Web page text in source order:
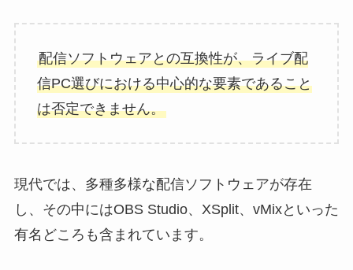
配信ソフトウェアとの互換性が、ライブ配
信PC選びにおける中心的な要素であること
は否定できません。
現代では、多種多様な配信ソフトウェアが存在
し、その中にはOBS Studio、XSplit、vMixといった
有名どころも含まれています。